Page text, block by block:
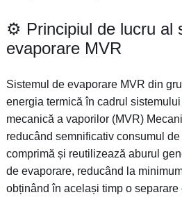
⚙️ Principiul de lucru al
evaporare MVR
Sistemul de evaporare MVR din
energia termică în cadrul
mecanică a vaporilor (MVR)
reducând semnificativ consumul de
comprimă și reutilizează aburul
de evaporare, reducând la
obținând în același timp o separare